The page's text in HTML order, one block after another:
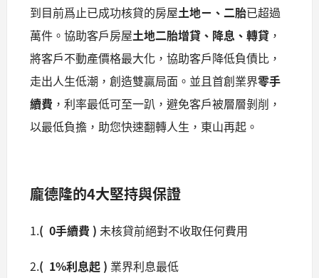
到目前爲止已成功核貸的房屋土地ㄧ、二胎已超過
萬件。協助客戶房屋土地二胎增貸、降息、轉貸 ，
將客戶不動產價格最大化，協助客戶降低負債比，
走出人生低潮，創造雙贏局面。並且首創業界零手
續費 ，利率最低可至一趴，避免客戶被層層剝削，
以最低負擔，助您快速翻轉人生，東山再起。
龐德隆的4大堅持與保證
1.( 0手續費 ) 未核貸前絕對不收取任何費用
2.( 1%利息起 ) 業界利息最低